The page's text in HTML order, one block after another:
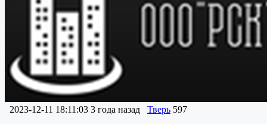
2023-12-11 18:11:03 3 года назад Тверь 597